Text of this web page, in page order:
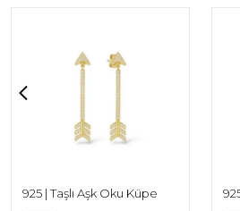
925 | Taşlı Aşk Oku Küpe